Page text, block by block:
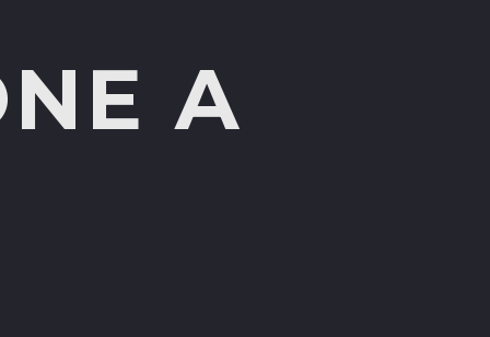
A